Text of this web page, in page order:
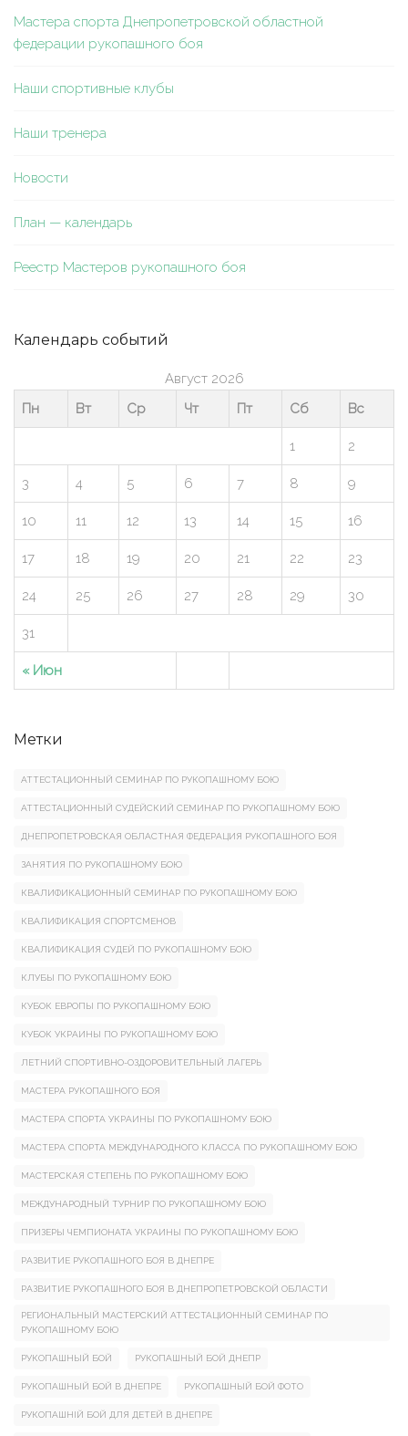
Мастера спорта Днепропетровской областной
федерации рукопашного боя
Наши спортивные клубы
Наши тренера
Новости
План — календарь
Реестр Мастеров рукопашного боя
Календарь событий
Август 2026
Пн
Вт Ср Чт Пт Сб Вс
« Июн
1 2
3 4 5 6 7 8 9
10 11 12 13 14 15 16
17 18 19 20 21 22 23
24 25 26 27 28 29 30
31
Метки
АТТЕСТАЦИОННЫЙ СЕМИНАР ПО РУКОПАШНОМУ БОЮ
АТТЕСТАЦИОННЫЙ СУДЕЙСКИЙ СЕМИНАР ПО РУКОПАШНОМУ БОЮ
ДНЕПРОПЕТРОВСКАЯ ОБЛАСТНАЯ ФЕДЕРАЦИЯ РУКОПАШНОГО БОЯ
ЗАНЯТИЯ ПО РУКОПАШНОМУ БОЮ
КВАЛИФИКАЦИОННЫЙ СЕМИНАР ПО РУКОПАШНОМУ БОЮ
КВАЛИФИКАЦИЯ СПОРТСМЕНОВ
КВАЛИФИКАЦИЯ СУДЕЙ ПО РУКОПАШНОМУ БОЮ
КЛУБЫ ПО РУКОПАШНОМУ БОЮ
КУБОК ЕВРОПЫ ПО РУКОПАШНОМУ БОЮ
КУБОК УКРАИНЫ ПО РУКОПАШНОМУ БОЮ
ЛЕТНИЙ СПОРТИВНО-ОЗДОРОВИТЕЛЬНЫЙ ЛАГЕРЬ
МАСТЕРА РУКОПАШНОГО БОЯ
МАСТЕРА СПОРТА УКРАИНЫ ПО РУКОПАШНОМУ БОЮ
МАСТЕРА СПОРТА МЕЖДУНАРОДНОГО КЛАССА ПО РУКОПАШНОМУ БОЮ
МАСТЕРСКАЯ СТЕПЕНЬ ПО РУКОПАШНОМУ БОЮ
МЕЖДУНАРОДНЫЙ ТУРНИР ПО РУКОПАШНОМУ БОЮ
ПРИЗЕРЫ ЧЕМПИОНАТА УКРАИНЫ ПО РУКОПАШНОМУ БОЮ
РАЗВИТИЕ РУКОПАШНОГО БОЯ В ДНЕПРЕ
РАЗВИТИЕ РУКОПАШНОГО БОЯ В ДНЕПРОПЕТРОВСКОЙ ОБЛАСТИ
РЕГИОНАЛЬНЫЙ МАСТЕРСКИЙ АТТЕСТАЦИОННЫЙ СЕМИНАР ПО
РУКОПАШНОМУ БОЮ
РУКОПАШНЫЙ БОЙ РУКОПАШНЫЙ БОЙ ДНЕПР
РУКОПАШНЫЙ БОЙ В ДНЕПРЕ РУКОПАШНЫЙ БОЙ ФОТО
РУКОПАШНІЙ БОЙ ДЛЯ ДЕТЕЙ В ДНЕПРЕ